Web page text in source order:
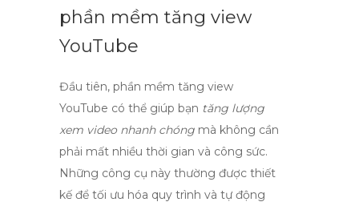
phần mềm tăng view
YouTube
Đầu tiên, phần mềm tăng view
YouTube có thể giúp bạn tăng lượng
xem video nhanh chóng mà không cần
phải mất nhiều thời gian và công sức.
Những công cụ này thường được thiết
kế để tối ưu hóa quy trình và tự động